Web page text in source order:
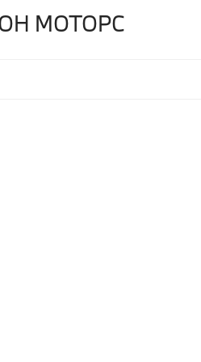
МОТОРС